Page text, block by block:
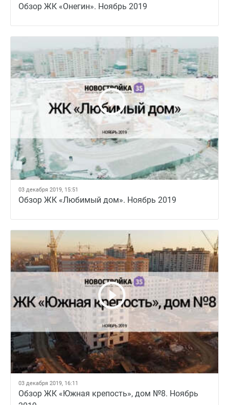
Обзор ЖК «Онегин». Ноябрь 2019
03 декабря 2019, 15:51
Обзор ЖК «Любимый дом». Ноябрь 2019
03 декабря 2019, 16:11
Обзор ЖК «Южная крепость», дом №8. Ноябрь